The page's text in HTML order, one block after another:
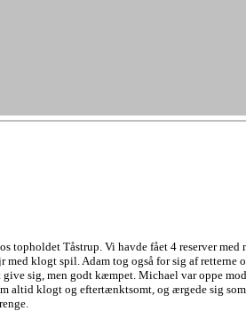
topholdet Tåstrup. Vi havde fået 4 reserver
klogt spil. Adam tog også for sig af
sig, men godt kæmpet. Michael var oppe
altid klogt og eftertænktsomt, og ærgede sig